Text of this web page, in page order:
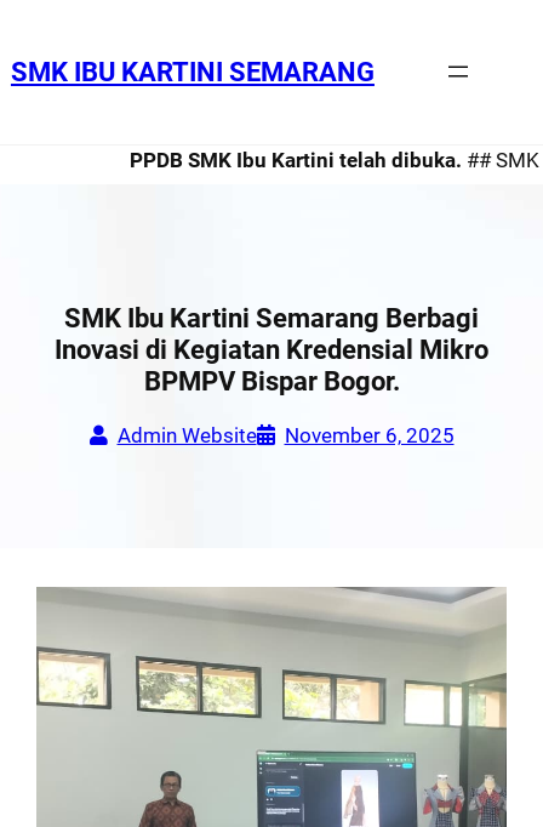
SMK IBU KARTINI SEMARANG
PPDB SMK Ibu Kartini telah dibuka.## SMK
SMK Ibu Kartini Semarang Berbagi
Inovasi di Kegiatan Kredensial Mikro
BPMPV Bispar Bogor.
Admin Website November 6, 2025